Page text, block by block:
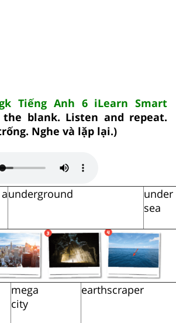
Tiếng Anh 6 iLearn Smart
blank. Listen and repeat.
Nghe và lặp lại.)
underground
mega
city